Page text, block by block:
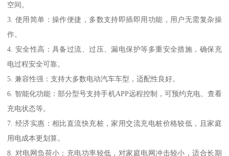
空间。
3. 使用简单：操作便捷，多数支持即插即用功能，用户无需复杂操
作。
4. 安全性高：具备过流、过压、漏电保护等多重安全措施，确保充
电过程安全可靠。
5. 兼容性强：支持大多数电动汽车车型，适配性良好。
6. 智能化功能：部分型号支持手机APP远程控制，可预约充电、查看
充电状态等。
7. 经济实惠：相比直流快充桩，家用交流充电桩价格较低，且家庭
用电成本更划算。
8. 对电网负荷小：充电功率较低，对家庭电网冲击较小，适合长期